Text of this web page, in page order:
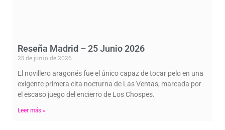
Reseña Madrid – 25 Junio 2026
25 de junio de 2026
El novillero aragonés fue el único capaz de tocar pelo en una
exigente primera cita nocturna de Las Ventas, marcada por
el escaso juego del encierro de Los Chospes.
Leer más »